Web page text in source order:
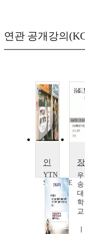
연관 공개강의
YTN
SCIENCE
우
송
대
학
교